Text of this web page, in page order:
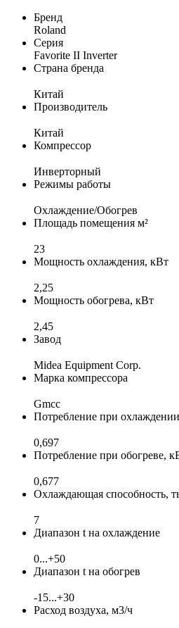
Бренд
Roland
Серия
Favorite II Inverter
Страна бренда
Китай
Производитель
Китай
Компрессор
Инверторный
Режимы работы
Охлаждение/Обогрев
Площадь помещения м²
23
Мощность охлаждения, кВт
2,25
Мощность обогрева, кВт
2,45
Завод
Midea Equipment Corp.
Марка компрессора
Gmcc
Потребление при
0,697
Потребление при обогреве,
0,677
Охлаждающая способность,
7
Диапазон t на охлаждение
0...+50
Диапазон t на обогрев
-15...+30
Расход воздуха, м3/ч